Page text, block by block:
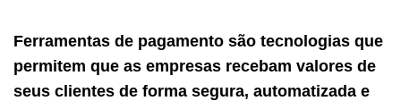
Ferramentas de pagamento são tecnologias que
permitem que as empresas recebam valores de
seus clientes de forma segura, automatizada e